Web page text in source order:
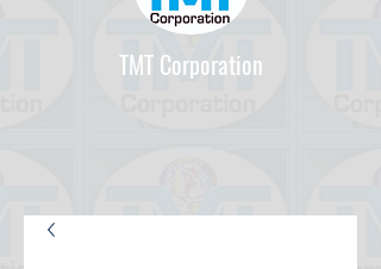
TMT Corporation